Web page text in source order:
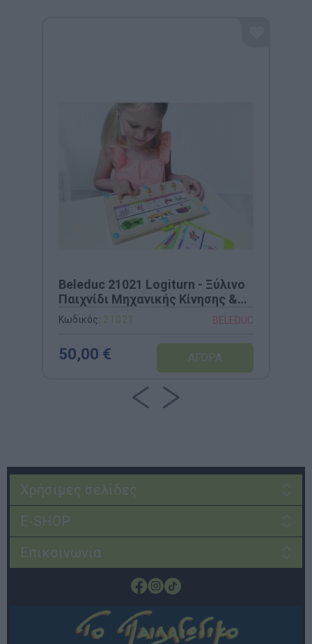
Beleduc 21021 Logiturn - Ξύλινο
Παιχνίδι Μηχανικής Κίνησης &
Λογικής
Κωδικός: 21021 BELEDUC
50,00 €
Χρήσιμες σελίδες
E-SHOP
Επικοινωνία